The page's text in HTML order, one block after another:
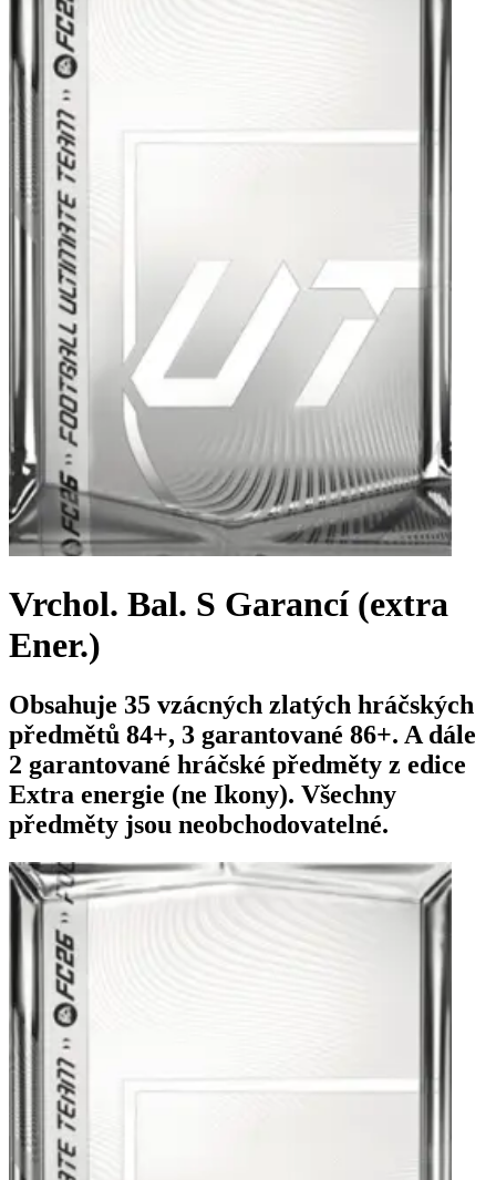
Vrchol. Bal. S Garancí (extra
Ener.)
Obsahuje 35 vzácných zlatých hráčských
předmětů 84+, 3 garantované 86+. A dále
2 garantované hráčské předměty z edice
Extra energie (ne Ikony). Všechny
předměty jsou neobchodovatelné.